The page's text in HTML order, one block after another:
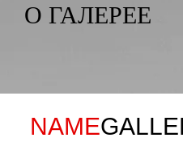
О ГАЛЕРЕЕ
NAME